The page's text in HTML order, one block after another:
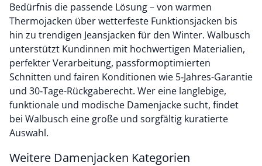
Bedürfnis die passende Lösung – von warmen
Thermojacken über wetterfeste Funktionsjacken bis
hin zu trendigen Jeansjacken für den Winter. Walbusch
unterstützt Kundinnen mit hochwertigen Materialien,
perfekter Verarbeitung, passformoptimierten
Schnitten und fairen Konditionen wie 5‑Jahres-Garantie
und 30‑Tage-Rückgaberecht. Wer eine langlebige,
funktionale und modische Damenjacke sucht, findet
bei Walbusch eine große und sorgfältig kuratierte
Auswahl.
Weitere Damenjacken Kategorien